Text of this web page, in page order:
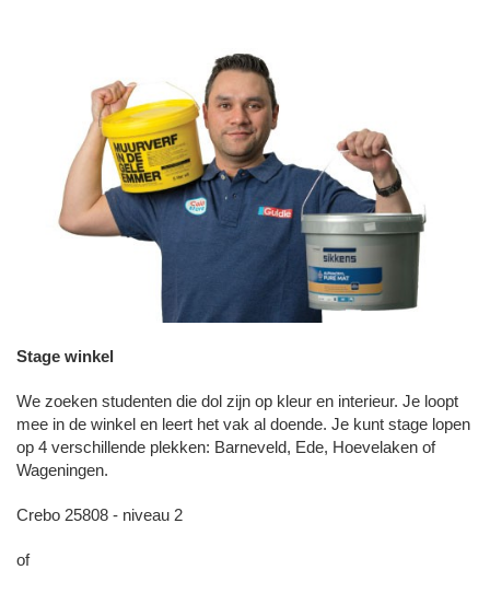
Stage winkel
We zoeken studenten die dol zijn op kleur en interieur. Je loopt
mee in de winkel en leert het vak al doende. Je kunt stage lopen
op 4 verschillende plekken: Barneveld, Ede, Hoevelaken of
Wageningen.
Crebo 25808 - niveau 2
of